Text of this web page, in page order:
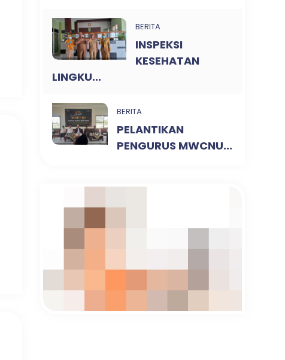
BERITA
INSPEKSI
KESEHATAN
LINGKU...
BERITA
PELANTIKAN
PENGURUS MWCNU...